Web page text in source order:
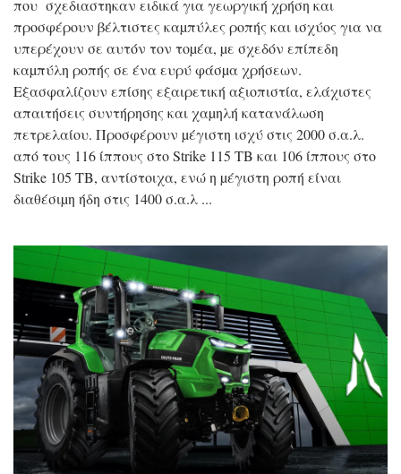
που σχεδιαστηκαν ειδικά για γεωργική χρήση και
προσφέρουν βέλτιστες καµπύλες ροπής και ισχύος για να
υπερέχουν σε αυτόν τον τοµέα, µε σχεδόν επίπεδη
καµπύλη ροπής σε ένα ευρύ φάσµα χρήσεων.
Εξασφαλίζουν επίσης εξαιρετική αξιοπιστία, ελάχιστες
απαιτήσεις συντήρησης και χαµηλή κατανάλωση
πετρελαίου. Προσφέρουν µέγιστη ισχύ στις 2000 σ.α.λ.
από τους 116 ίππους στο Strike 115 TB και 106 ίππους στο
Strike 105 TB, αντίστοιχα, ενώ η µέγιστη ροπή είναι
διαθέσιµη ήδη στις 1400 σ.α.λ